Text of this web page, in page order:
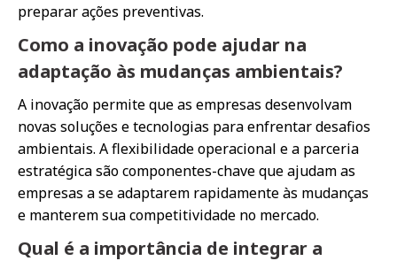
preparar ações preventivas.
Como a inovação pode ajudar na
adaptação às mudanças ambientais?
A inovação permite que as empresas desenvolvam
novas soluções e tecnologias para enfrentar desafios
ambientais. A flexibilidade operacional e a parceria
estratégica são componentes-chave que ajudam as
empresas a se adaptarem rapidamente às mudanças
e manterem sua competitividade no mercado.
Qual é a importância de integrar a